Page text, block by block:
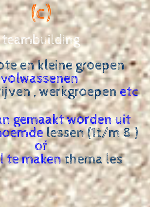
(c)
teambuilding
en kleine groepen
volwassenen
, werkgroepenetc
gemaakt worden uit
lessen (1t/m 8 )
of
te makenthema les